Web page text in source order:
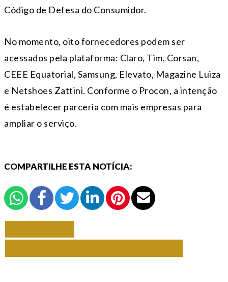
Código de Defesa do Consumidor.
No momento, oito fornecedores podem ser
acessados pela plataforma: Claro, Tim, Corsan,
CEEE Equatorial, Samsung, Elevato, Magazine Luiza
e Netshoes Zattini. Conforme o Procon, a intenção
é estabelecer parceria com mais empresas para
ampliar o serviço.
COMPARTILHE ESTA NOTÍCIA: